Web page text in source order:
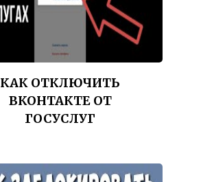
КАК ОТКЛЮЧИТЬ
ВКОНТАКТЕ ОТ
ГОСУСЛУГ